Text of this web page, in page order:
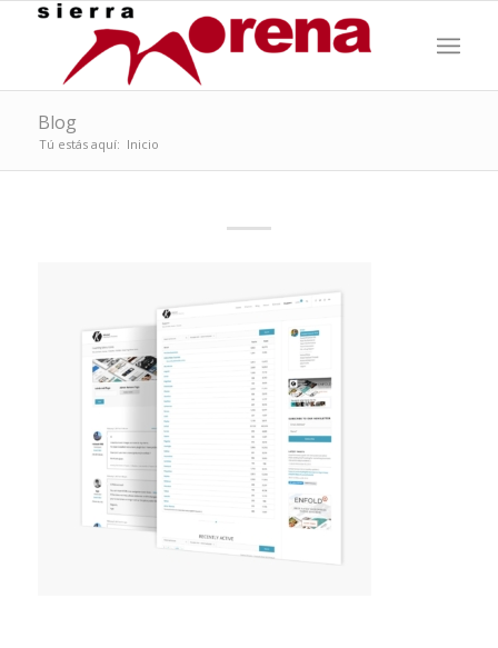
Blog
Tú estás aquí: Inicio